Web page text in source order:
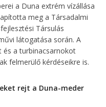
a Duna extrém vízállása
meg a Társadalmi
Társulás
látogatása során. A
és a turbinacsarnokot
felmerülő kérdéseikre is.
rejt a Duna-meder